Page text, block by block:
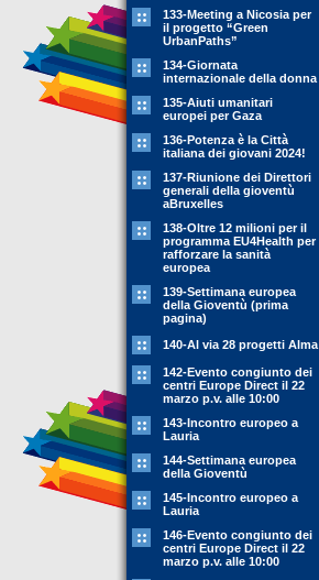
133-Meeting a Nicosia per
il progetto “Green
UrbanPaths”
134-Giornata
internazionale della donna
135-Aiuti umanitari
europei per Gaza
136-Potenza è la Città
italiana dei giovani 2024!
137-Riunione dei Direttori
generali della gioventù
aBruxelles
138-Oltre 12 milioni per il
programma EU4Health per
rafforzare la sanità
europea
139-Settimana europea
della Gioventù (prima
pagina)
140-Al via 28 progetti Alma
142-Evento congiunto dei
centri Europe Direct il 22
marzo p.v. alle 10:00
143-Incontro europeo a
Lauria
144-Settimana europea
della Gioventù
145-Incontro europeo a
Lauria
146-Evento congiunto dei
centri Europe Direct il 22
marzo p.v. alle 10:00